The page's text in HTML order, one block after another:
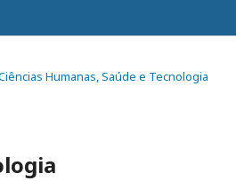
Humanas, Saúde e Tecnologia